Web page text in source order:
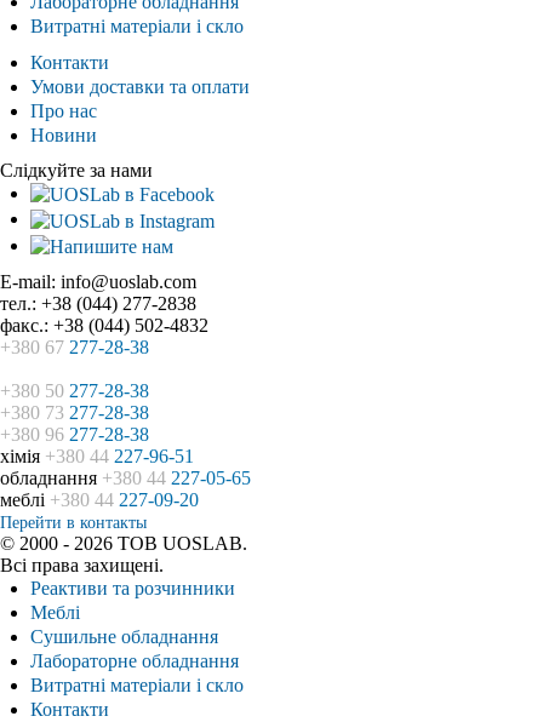
Витратні матеріали і скло
Контакти
Умови доставки та оплати
Про нас
Новини
Слідкуйте за нами
E-mail: info@uoslab.com
тел.: +38 (044) 277-2838
факс.: +38 (044) 502-4832
+380 67 277-28-38
+380 50 277-28-38
+380 73 277-28-38
+380 96 277-28-38
хімія +380 44 227-96-51
обладнання +380 44 227-05-65
меблі +380 44 227-09-20
Перейти в контакты
© 2000 - 2026 ТОВ UOSLAB.
Всі права захищені.
Реактиви та розчинники
Меблі
Сушильне обладнання
Лабораторне обладнання
Витратні матеріали і скло
Контакти